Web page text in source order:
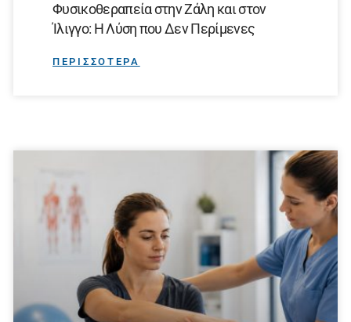
Φυσικοθεραπεία στην Ζάλη και στον
Ίλιγγο: Η Λύση που Δεν Περίμενες
ΠΕΡΙΣΣΟΤΕΡΑ